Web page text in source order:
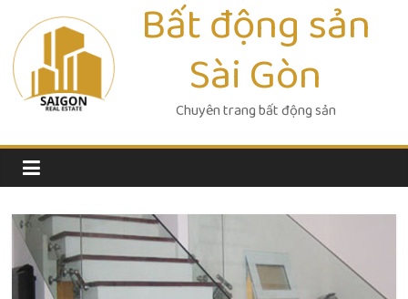
content
Bất động sản
Sài Gòn
Chuyên trang bất động sản